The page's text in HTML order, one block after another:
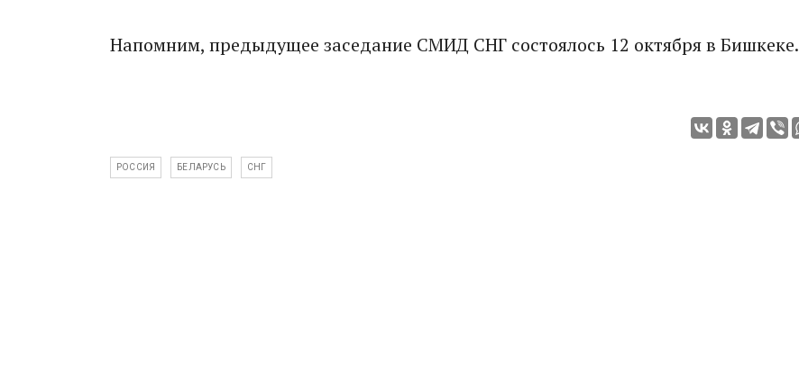
Напомним, предыдущее заседание СМИД СНГ состоялось 12 октября в Бишкеке.
РОССИЯ БЕЛАРУСЬ СНГ